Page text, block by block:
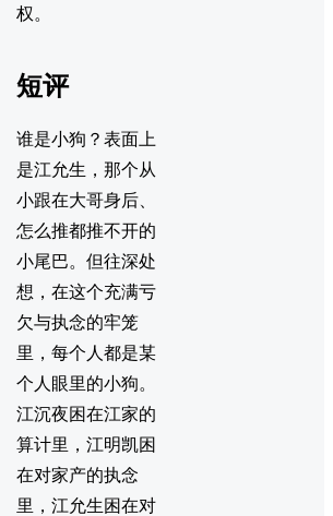
权。
短评
谁是小狗？表面上
是江允生，那个从
小跟在大哥身后、
怎么推都推不开的
小尾巴。但往深处
想，在这个充满亏
欠与执念的牢笼
里，每个人都是某
个人眼里的小狗。
江沉夜困在江家的
算计里，江明凯困
在对家产的执念
里，江允生困在对